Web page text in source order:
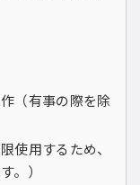
（有事の際を除
使用するため、
。）